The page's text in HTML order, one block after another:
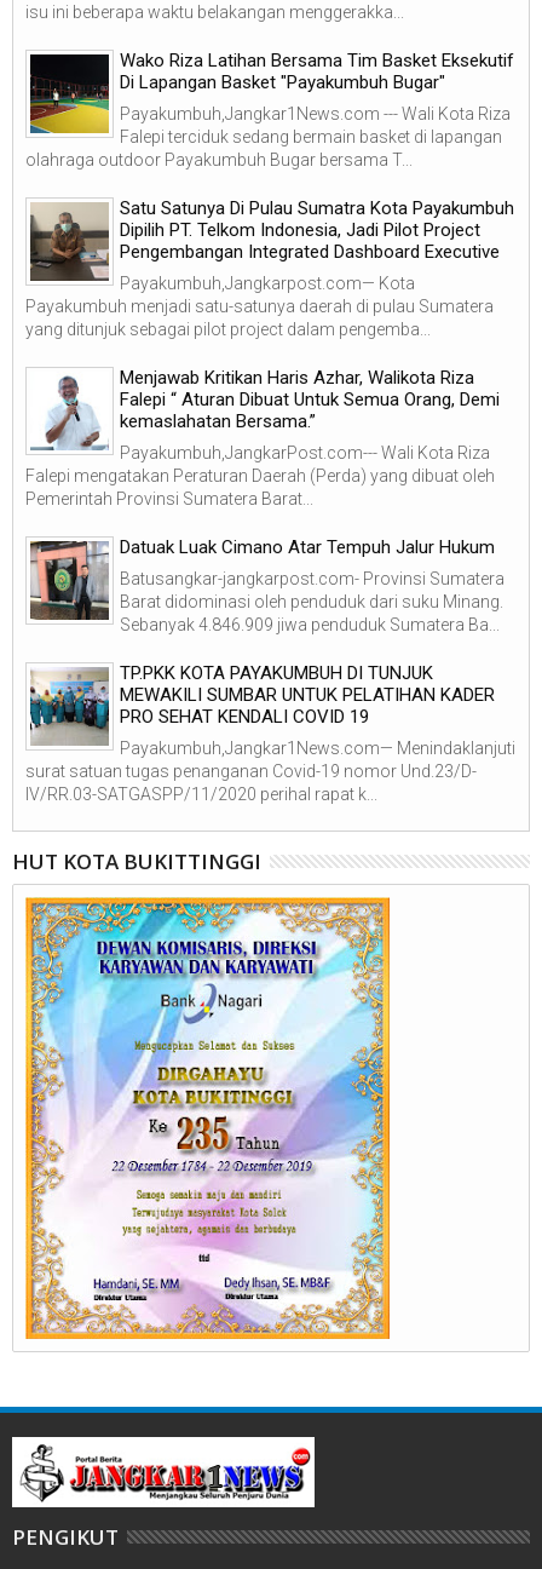
isu ini beberapa waktu belakangan menggerakka...
Wako Riza Latihan Bersama Tim Basket Eksekutif
Di Lapangan Basket "Payakumbuh Bugar"
Payakumbuh,Jangkar1News.com --- Wali Kota Riza
Falepi terciduk sedang bermain basket di lapangan
olahraga outdoor Payakumbuh Bugar bersama T...
Satu Satunya Di Pulau Sumatra Kota Payakumbuh
Dipilih PT. Telkom Indonesia, Jadi Pilot Project
Pengembangan Integrated Dashboard Executive
Payakumbuh,Jangkarpost.com— Kota
Payakumbuh menjadi satu-satunya daerah di pulau Sumatera
yang ditunjuk sebagai pilot project dalam pengemba...
Menjawab Kritikan Haris Azhar, Walikota Riza
Falepi “ Aturan Dibuat Untuk Semua Orang, Demi
kemaslahatan Bersama.”
Payakumbuh,JangkarPost.com--- Wali Kota Riza
Falepi mengatakan Peraturan Daerah (Perda) yang dibuat oleh
Pemerintah Provinsi Sumatera Barat...
Datuak Luak Cimano Atar Tempuh Jalur Hukum
Batusangkar-jangkarpost.com- Provinsi Sumatera
Barat didominasi oleh penduduk dari suku Minang.
Sebanyak 4.846.909 jiwa penduduk Sumatera Ba...
TP.PKK KOTA PAYAKUMBUH DI TUNJUK
MEWAKILI SUMBAR UNTUK PELATIHAN KADER
PRO SEHAT KENDALI COVID 19
Payakumbuh,Jangkar1News.com— Menindaklanjuti
surat satuan tugas penanganan Covid-19 nomor Und.23/D-
IV/RR.03-SATGASPP/11/2020 perihal rapat k...
HUT KOTA BUKITTINGGI
PENGIKUT